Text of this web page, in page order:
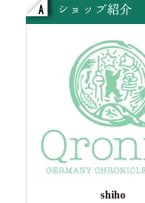
shiho